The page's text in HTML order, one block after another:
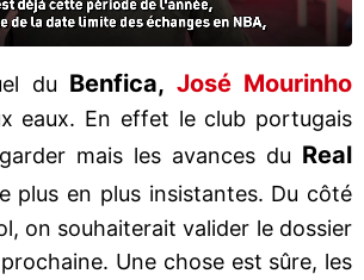
du Benfica, José Mourinho
eaux. En effet le club portugais
mais les avances du Real
plus en plus insistantes. Du côté
on souhaiterait valider le dossier
Une chose est sûre, les